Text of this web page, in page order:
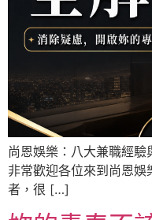
尚恩娛樂：八大兼職經驗
非常歡迎各位來到尚恩
者，很 […]